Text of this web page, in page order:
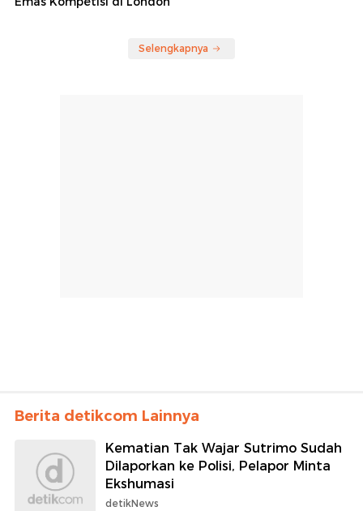
Selengkapnya
Berita detikcom Lainnya
Kematian Tak Wajar Sutrimo Sudah
Dilaporkan ke Polisi, Pelapor Minta
Ekshumasi
detikNews